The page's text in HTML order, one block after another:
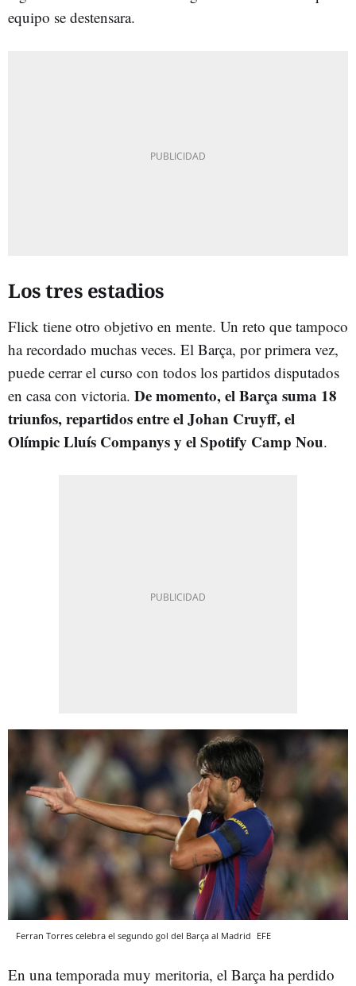
equipo se destensara.
Los tres estadios
Flick tiene otro objetivo en mente. Un reto que tampoco
ha recordado muchas veces. El Barça, por primera vez,
puede cerrar el curso con todos los partidos disputados
en casa con victoria. De momento, el Barça suma 18
triunfos, repartidos entre el Johan Cruyff, el
Olímpic Lluís Companys y el Spotify Camp Nou.
Ferran Torres celebra el segundo gol del Barça al Madrid EFE
En una temporada muy meritoria, el Barça ha perdido